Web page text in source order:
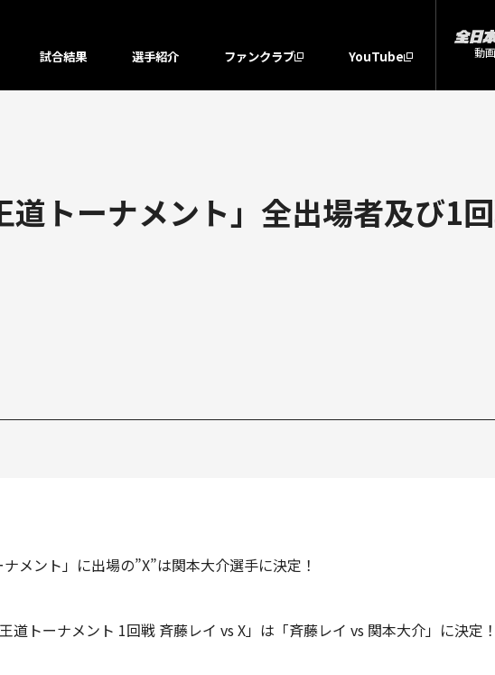
試合結果 選手紹介 ファンクラブ YouTube 動
道トーナメント」全出場者及び1
メント」に出場の”X”は関本大介選手に決定！
トーナメント 1回戦 斉藤レイ vs X」は「斉藤レイ vs 関本大介」に決定！